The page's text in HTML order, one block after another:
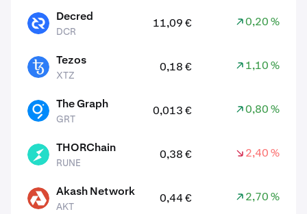
DCR Decred
DCR
11,09 € 0,20 %
XTZ Tezos
XTZ
0,18 € 1,10 %
GRT The Graph
GRT
0,013 € 0,80 %
RUNE THORChain
RUNE
0,38 € 2,40 %
AKT Akash Network
AKT
0,44 € 2,70 %